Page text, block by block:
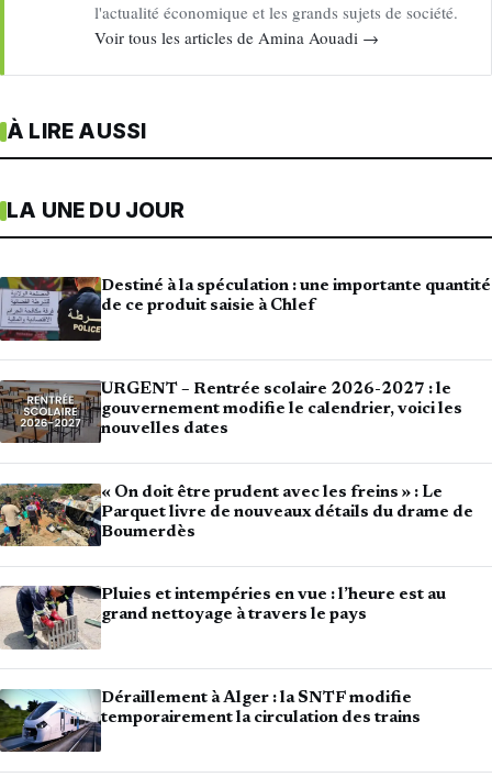
l'actualité économique et les grands sujets de société.
Voir tous les articles de Amina Aouadi →
À LIRE AUSSI
LA UNE DU JOUR
Destiné à la spéculation : une importante quantité
de ce produit saisie à Chlef
URGENT – Rentrée scolaire 2026-2027 : le
gouvernement modifie le calendrier, voici les
nouvelles dates
« On doit être prudent avec les freins » : Le
Parquet livre de nouveaux détails du drame de
Boumerdès
Pluies et intempéries en vue : l’heure est au
grand nettoyage à travers le pays
Déraillement à Alger : la SNTF modifie
temporairement la circulation des trains